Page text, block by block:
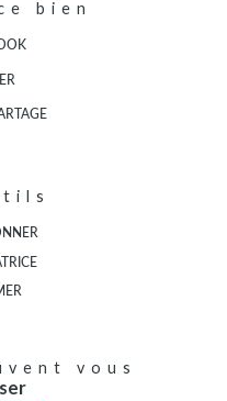
bien
vous